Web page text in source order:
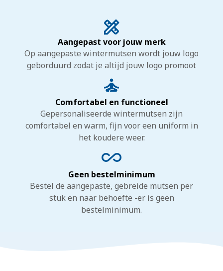
Aangepast voor jouw merk
Op aangepaste wintermutsen wordt jouw logo
geborduurd zodat je altijd jouw logo promoot
Comfortabel en functioneel
Gepersonaliseerde wintermutsen zijn
comfortabel en warm, fijn voor een uniform in
het koudere weer.
Geen bestelminimum
Bestel de aangepaste, gebreide mutsen per
stuk en naar behoefte -er is geen
bestelminimum.